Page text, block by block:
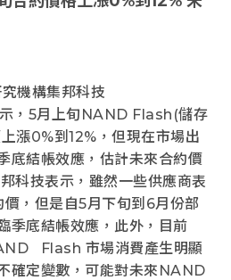
機構集邦科技
，5月上旬NAND Flash(儲存
漲0%到12%，但現在市場出
底結帳效應，估計未來合約價
科技表示，雖然一些供應商表
，但是自5月下旬到6月份部
季底結帳效應，此外，目前
Flash 市場消費產生明顯
確定變數，可能對未來NAND